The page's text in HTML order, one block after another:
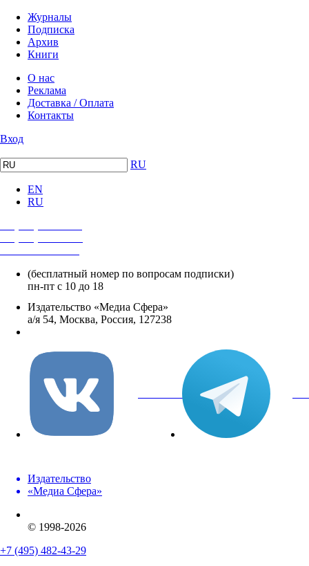
Журналы
Подписка
Архив
Книги
О нас
Реклама
Доставка / Оплата
Контакты
Вход
RU
EN
RU
(бесплатный номер по вопросам подписки)
пн-пт с 10 до 18
Издательство «Медиа Сфера»
а/я 54, Москва, Россия, 127238
вКонтакте
Издательство
«Медиа Сфера»
© 1998-2026
+7 (495) 482-43-29